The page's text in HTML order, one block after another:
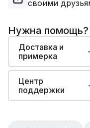
своими
Нужна помощь?
Доставка и
примерка
Центр
поддержки